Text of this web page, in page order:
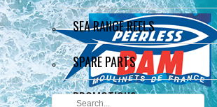
SEA RANGE REELS
SPARE PARTS
PROMOTIONS